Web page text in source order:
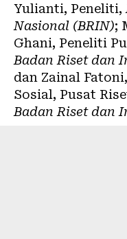
Yulianti, Peneliti,
Nasional (BRIN);
Ghani, Peneliti
Badan Riset dan
dan Zainal Fatoni
Sosial, Pusat
Badan Riset dan